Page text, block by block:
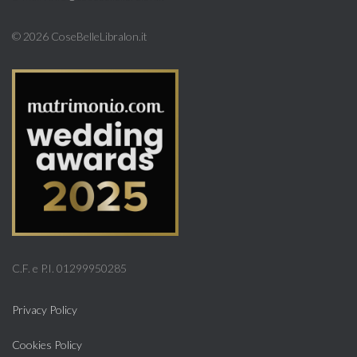
© 2026 CoseBelleLibralon.it
C.F. e P.I. 01299950285
Privacy Policy
Cookies Policy